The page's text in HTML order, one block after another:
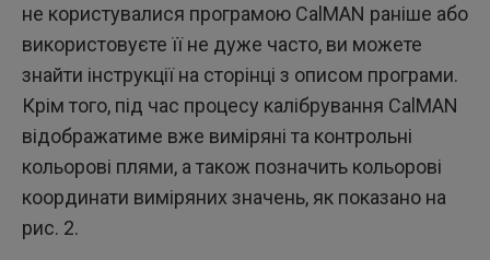
не користувалися програмою CalMAN раніше або
використовуєте її не дуже часто, ви можете
знайти інструкції на сторінці з описом програми.
Крім того, під час процесу калібрування CalMAN
відображатиме вже виміряні та контрольні
кольорові плями, а також позначить кольорові
координати виміряних значень, як показано на
рис. 2.